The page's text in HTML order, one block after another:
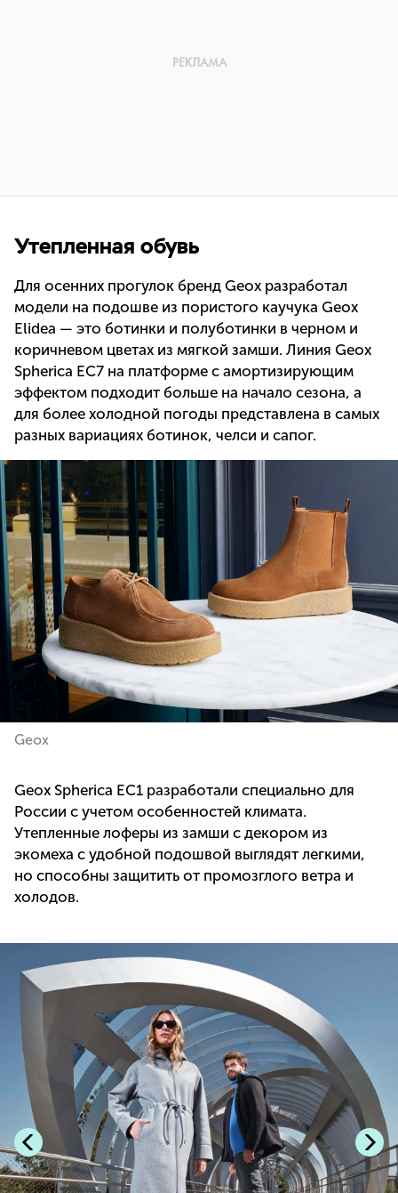
Утепленная обувь
Для осенних прогулок бренд Geox разработал
модели на подошве из пористого каучука Geox
Elidea — это ботинки и полуботинки в черном и
коричневом цветах из мягкой замши. Линия Geox
Spherica ЕС7 на платформе с амортизирующим
эффектом подходит больше на начало сезона, а
для более холодной погоды представлена в самых
разных вариациях ботинок, челси и сапог.
Geox
Geox Spherica EC1 разработали специально для
России с учетом особенностей климата.
Утепленные лоферы из замши с декором из
экомеха с удобной подошвой выглядят легкими,
но способны защитить от промозглого ветра и
холодов.